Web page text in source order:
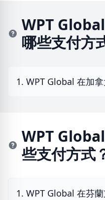
WPT
哪些支付方
1. WPT Global 在加
WPT
些支付方式
1. WPT Global 在芬